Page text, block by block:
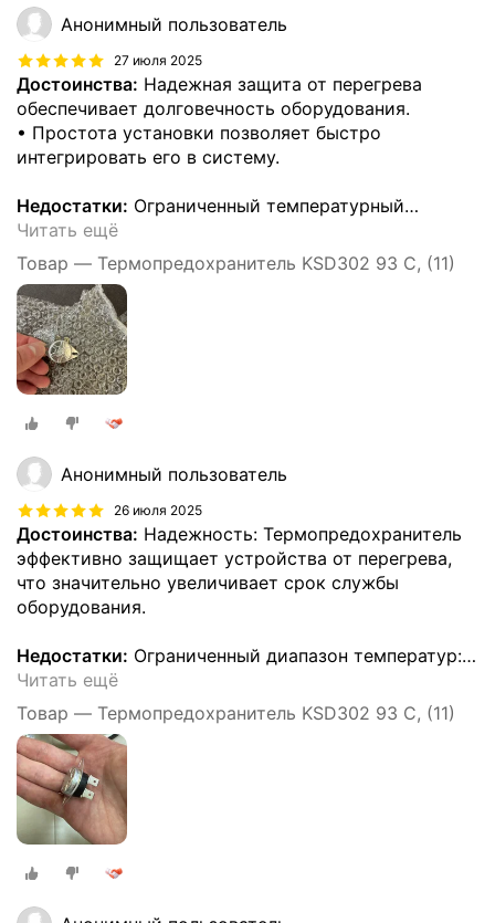
Анонимный пользователь
27 июля 2025
Достоинства: Надежная защита от перегрева
обеспечивает долговечность оборудования.
• Простота установки позволяет быстро
интегрировать его в систему.
Недостатки: Ограниченный температурный…
Читать ещё
Товар — Термопредохранитель KSD302 93 C, (11)
Анонимный пользователь
26 июля 2025
Достоинства: Надежность: Термопредохранитель
эффективно защищает устройства от перегрева,
что значительно увеличивает срок службы
оборудования.
Недостатки: Ограниченный диапазон температур:…
Читать ещё
Товар — Термопредохранитель KSD302 93 C, (11)